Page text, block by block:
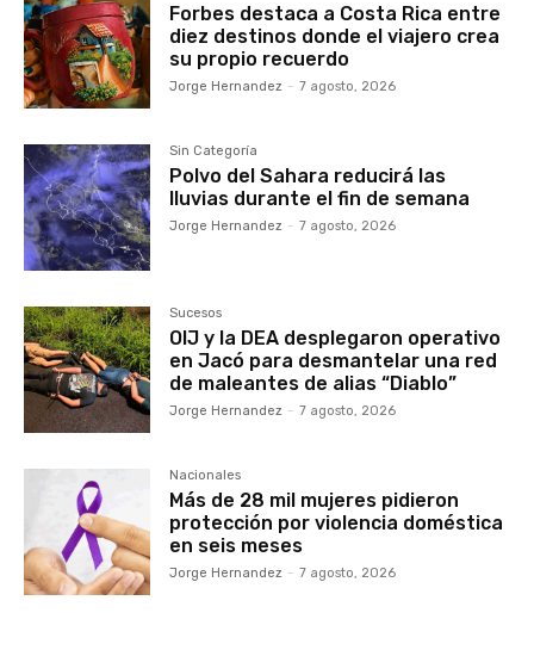
Forbes destaca a Costa Rica entre
diez destinos donde el viajero crea
su propio recuerdo
Jorge Hernandez - 7 agosto, 2026
Sin Categoría
Polvo del Sahara reducirá las
lluvias durante el fin de semana
Jorge Hernandez - 7 agosto, 2026
Sucesos
OIJ y la DEA desplegaron operativo
en Jacó para desmantelar una red
de maleantes de alias “Diablo”
Jorge Hernandez - 7 agosto, 2026
Nacionales
Más de 28 mil mujeres pidieron
protección por violencia doméstica
en seis meses
Jorge Hernandez - 7 agosto, 2026